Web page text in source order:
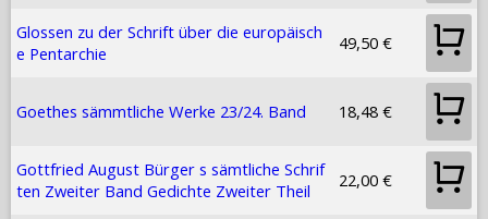
Glossen zu der Schrift über die europäisch
e Pentarchie
49,50 €
Goethes sämmtliche Werke 23/24. Band 18,48 €
Gottfried August Bürger s sämtliche Schrif
ten Zweiter Band Gedichte Zweiter Theil
22,00 €